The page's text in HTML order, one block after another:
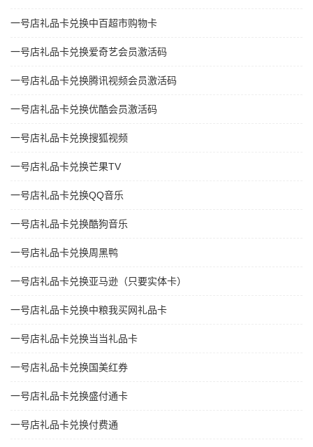
一号店礼品卡兑换中百超市购物卡
一号店礼品卡兑换爱奇艺会员激活码
一号店礼品卡兑换腾讯视频会员激活码
一号店礼品卡兑换优酷会员激活码
一号店礼品卡兑换搜狐视频
一号店礼品卡兑换芒果TV
一号店礼品卡兑换QQ音乐
一号店礼品卡兑换酷狗音乐
一号店礼品卡兑换周黑鸭
一号店礼品卡兑换亚马逊（只要实体卡）
一号店礼品卡兑换中粮我买网礼品卡
一号店礼品卡兑换当当礼品卡
一号店礼品卡兑换国美红券
一号店礼品卡兑换盛付通卡
一号店礼品卡兑换付费通